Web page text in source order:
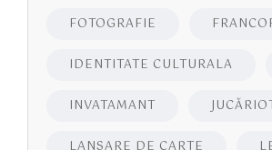
FOTOGRAFIE
IDENTITATE CULTURALA
INVATAMANT